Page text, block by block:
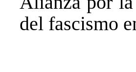
del fascismo